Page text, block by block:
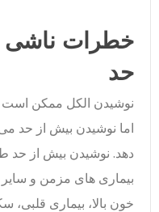
خطرات ناشی
حد
نوشیدن الکل ممکن است
اما نوشیدن بیش از حد
دهد. نوشیدن بیش از حد
بیماری های مزمن و
خون بالا، بیماری قلبی،